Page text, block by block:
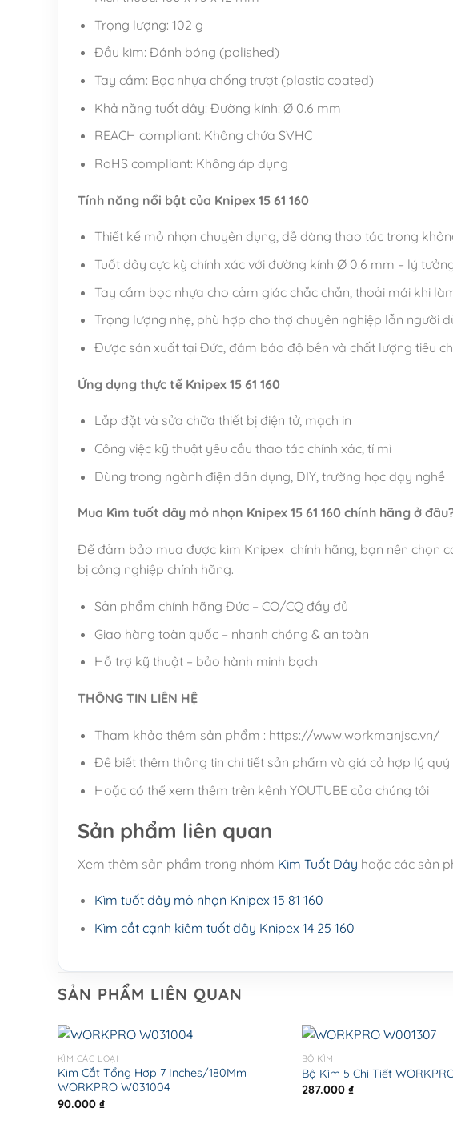
Trọng lượng: 102 g
Đầu kìm: Đánh bóng (polished)
Tay cầm: Bọc nhựa chống trượt (plastic coated)
Khả năng tuốt dây: Đường kính: Ø 0.6 mm
REACH compliant: Không chứa SVHC
RoHS compliant: Không áp dụng
Tính năng nổi bật của Knipex 15 61 160
Thiết kế mỏ nhọn chuyên dụng, dễ dàng thao tác trong
Tuốt dây cực kỳ chính xác với đường kính Ø 0.6 mm – lý
Tay cầm bọc nhựa cho cảm giác chắc chắn, thoải mái khi
Trọng lượng nhẹ, phù hợp cho thợ chuyên nghiệp lẫn người
Được sản xuất tại Đức, đảm bảo độ bền và chất lượng tiêu
Ứng dụng thực tế Knipex 15 61 160
Lắp đặt và sửa chữa thiết bị điện tử, mạch in
Công việc kỹ thuật yêu cầu thao tác chính xác, tỉ mỉ
Dùng trong ngành điện dân dụng, DIY, trường học dạy nghề
Mua Kìm tuốt dây mỏ nhọn Knipex 15 61 160 chính hãng ở
Để đảm bảo mua được kìm Knipex chính hãng, bạn nên chọn
bị công nghiệp chính hãng.
Sản phẩm chính hãng Đức – CO/CQ đầy đủ
Giao hàng toàn quốc – nhanh chóng & an toàn
Hỗ trợ kỹ thuật – bảo hành minh bạch
THÔNG TIN LIÊN HỆ
Tham khảo thêm sản phẩm : https://www.workmanjsc.vn/
Để biết thêm thông tin chi tiết sản phẩm và giá cả hợp lý quý
Hoặc có thể xem thêm trên kênh YOUTUBE của chúng tôi
Sản phẩm liên quan
Xem thêm sản phẩm trong nhóm Kìm Tuốt Dây hoặc các sản
Kìm tuốt dây mỏ nhọn Knipex 15 81 160
Kìm cắt cạnh kiêm tuốt dây Knipex 14 25 160
SẢN PHẨM LIÊN QUAN
KÌM CÁC LOẠI
Kìm Cắt Tổng Hợp 7 Inches/180Mm
WORKPRO W031004
90.000 ₫
BỘ KÌM
Bộ Kìm 5 Chi Tiết
287.000 ₫